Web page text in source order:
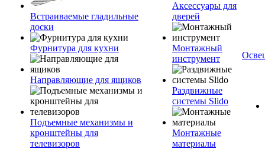
Встраиваемые гладильные
доски
Фурнитура для кухни
Направляющие для ящиков
Подъемные механизмы и
кронштейны для
телевизоров
Аксессуары для
дверей
Монтажный
инструмент
Раздвижные
системы Slido
Монтажные
материалы